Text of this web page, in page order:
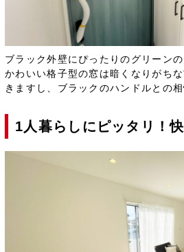
ブラック外壁にぴったりのグリーン
かわいい格子型の窓は暗くなりがち
きますし、ブラックのハンドルとの相
1人暮らしにピッタリ！